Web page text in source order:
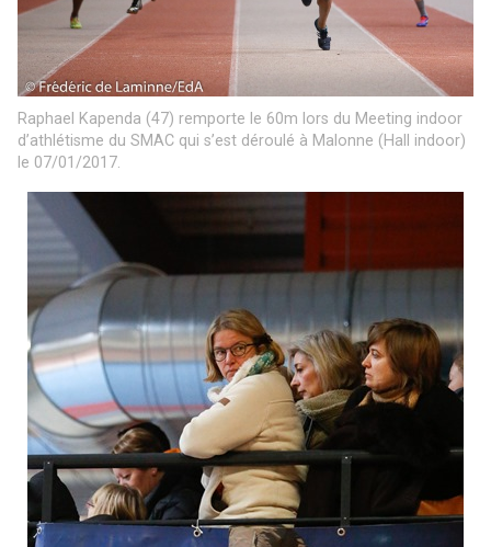
Raphael Kapenda (47) remporte le 60m lors du Meeting indoor
d’athlétisme du SMAC qui s’est déroulé à Malonne (Hall indoor)
le 07/01/2017.